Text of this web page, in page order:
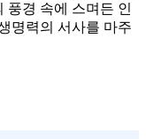
풍경 속에 스며든 인
명력의 서사를 마주